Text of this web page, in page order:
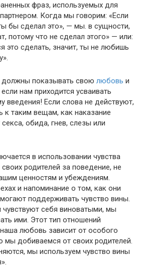
фраз, используемых для
Когда мы говорим: «Если
бы сделал это», — мы. в сущности,
потому что не сделал этого» — или:
это сделать, значит, ты не любишь
должны показывать свою любовь и
нам приходится усваивать
введения! Если слова не действуют,
таким вещам, как наказание
обида, гнев, слезы или
в использовании чувства
родителей за поведение, не
ценностям и убеждениям.
и напоминание о том, как они
поддерживать чувство вины.
себя виноватыми, мы
ими. Этот тип отношений
любовь зависит от особого
мы добиваемся от своих родителей.
мы используем чувство вины